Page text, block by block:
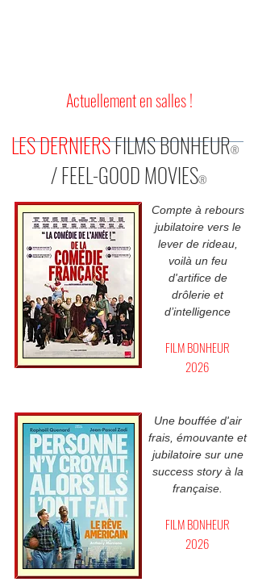
Actuellement en salles!
LES DERNIERSFILMS BONHEUR®
/ FEEL-GOOD MOVIES®
Compte à rebours
jubilatoire vers le
lever de rideau,
voilà un feu
d'artifice de
drôlerie et
d’intelligence
FILM BONHEUR
2026
Une bouffée d'air
frais, émouvante et
jubilatoire sur une
success story à la
française.
FILM BONHEUR
2026